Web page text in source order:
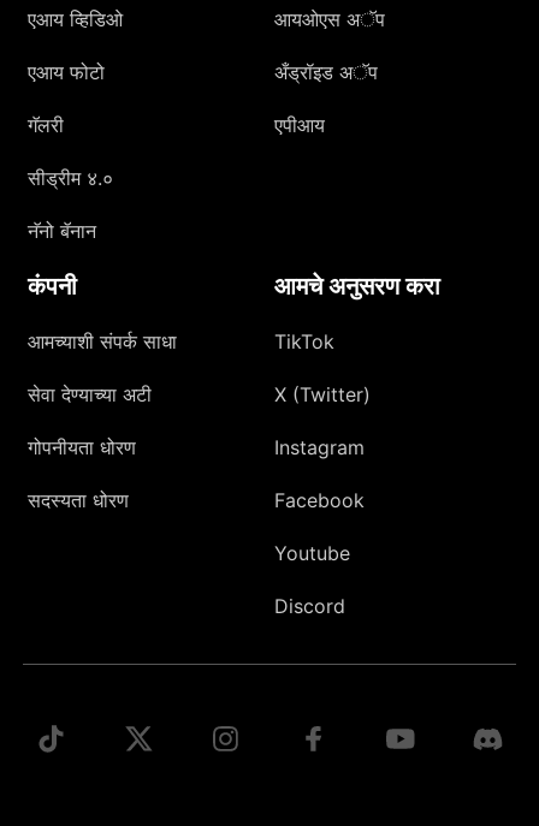
एआय व्हिडिओ
एआय फोटो
गॅलरी
सीड्रीम ४.०
नॅनो बॅनान
आयओएस अॅप
अँड्रॉइड अॅप
एपीआय
कंपनी
आमच्याशी संपर्क साधा
सेवा देण्याच्या अटी
गोपनीयता धोरण
सदस्यता धोरण
आमचे अनुसरण करा
TikTok
X (Twitter)
Instagram
Facebook
Youtube
Discord